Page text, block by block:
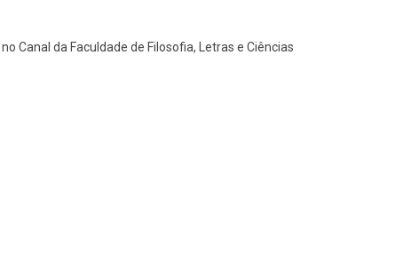
no Canal da Faculdade de Filosofia, Letras e Ciências